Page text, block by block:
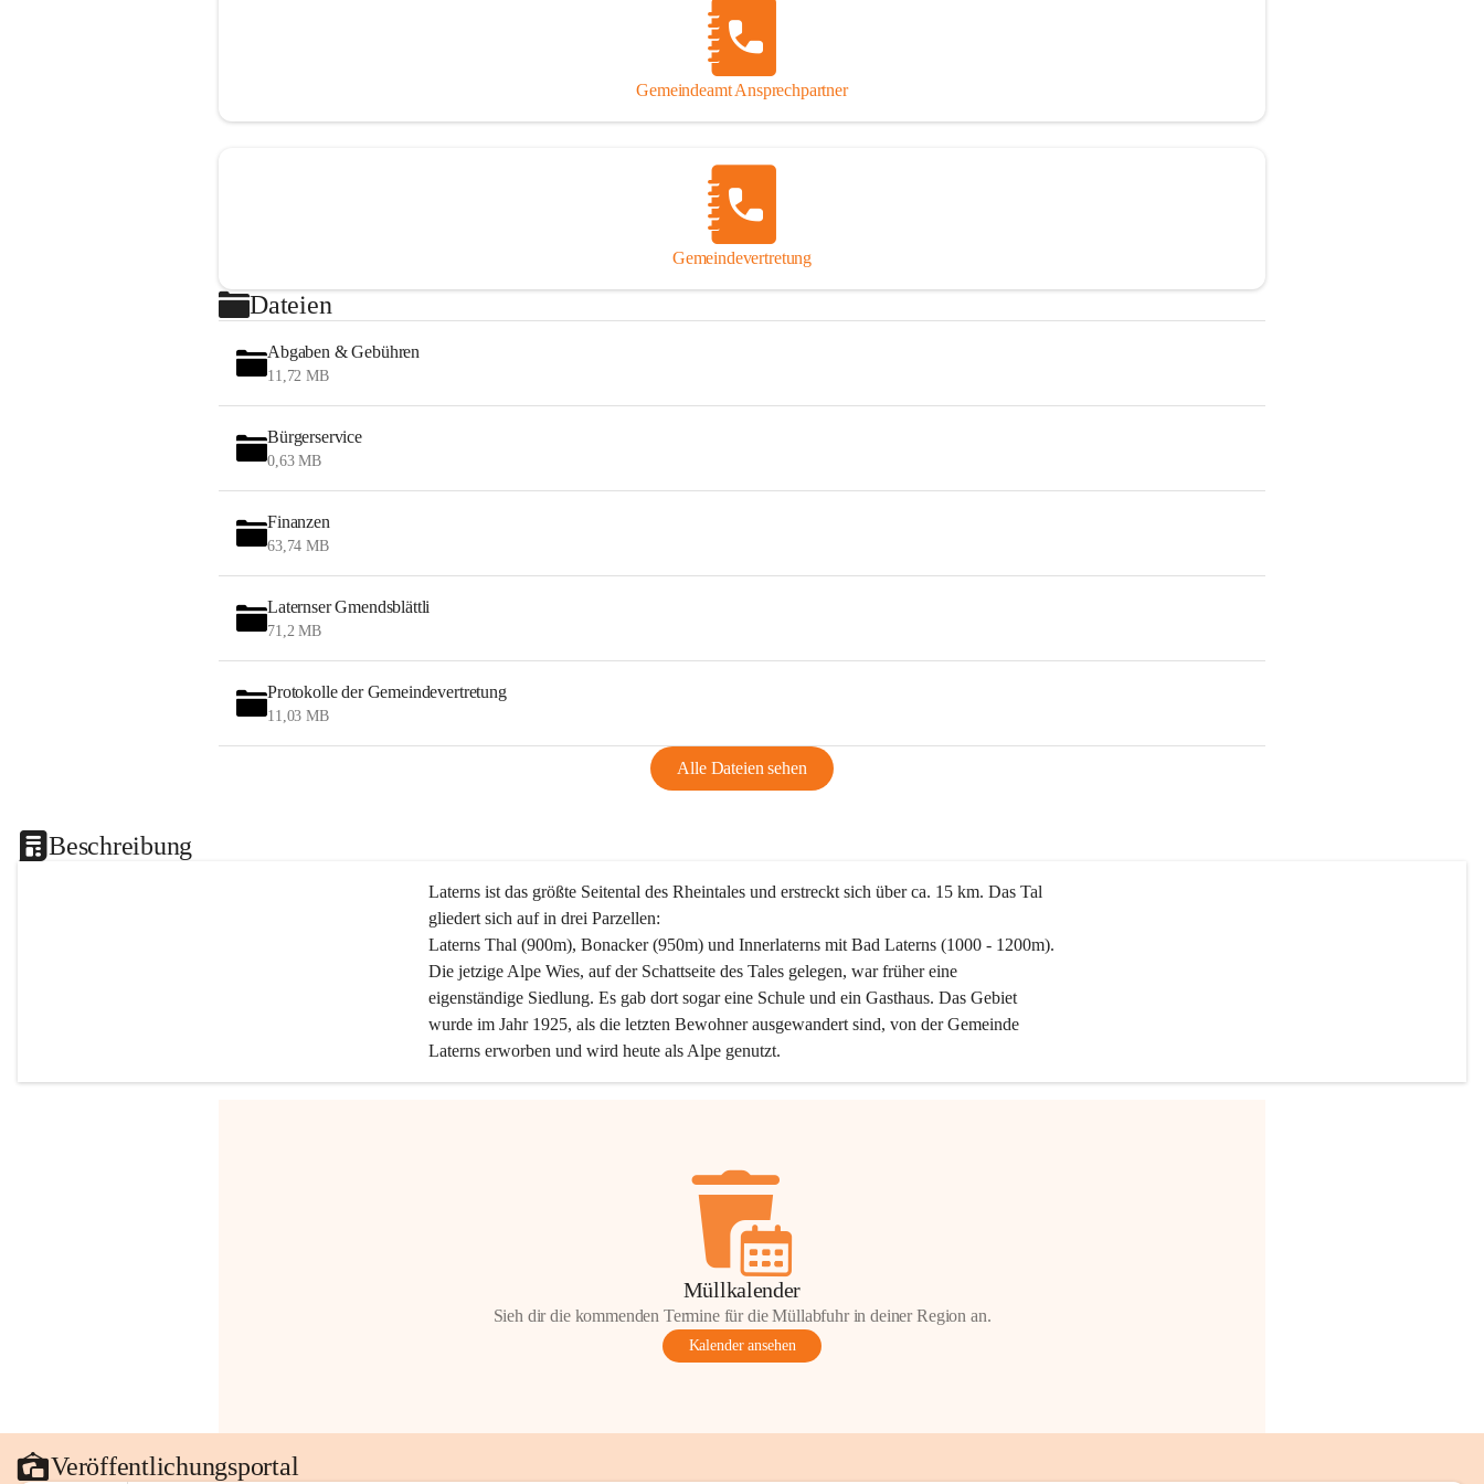
Gemeindeamt Ansprechpartner
Gemeindevertretung
Dateien
Abgaben & Gebühren
11,72 MB
Bürgerservice
0,63 MB
Finanzen
63,74 MB
Laternser Gmendsblättli
71,2 MB
Protokolle der Gemeindevertretung
11,03 MB
Alle Dateien sehen
Beschreibung
Laterns ist das größte Seitental des Rheintales und erstreckt sich über ca. 15 km. Das Tal
gliedert sich auf in drei Parzellen:
Laterns Thal (900m), Bonacker (950m) und Innerlaterns mit Bad Laterns (1000 - 1200m).
Die jetzige Alpe Wies, auf der Schattseite des Tales gelegen, war früher eine
eigenständige Siedlung. Es gab dort sogar eine Schule und ein Gasthaus. Das Gebiet
wurde im Jahr 1925, als die letzten Bewohner ausgewandert sind, von der Gemeinde
Laterns erworben und wird heute als Alpe genutzt.
Müllkalender
Sieh dir die kommenden Termine für die Müllabfuhr in deiner Region an.
Kalender ansehen
Veröffentlichungsportal